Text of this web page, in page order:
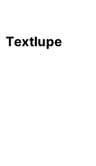
Textlupe